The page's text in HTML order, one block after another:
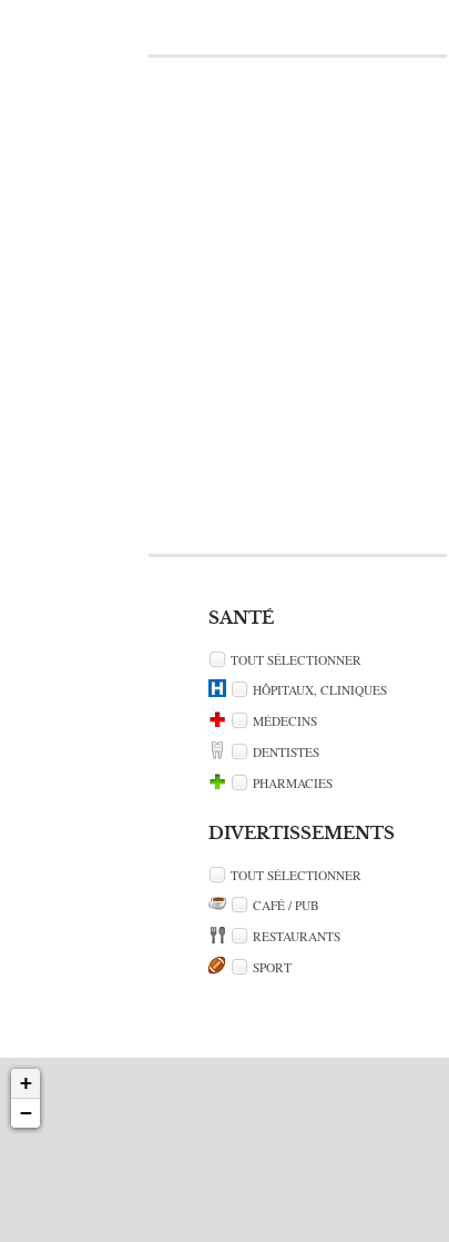
SANTÉ
TOUT SÉLECTIONNER
HÔPITAUX, CLINIQUES
MÉDECINS
DENTISTES
PHARMACIES
DIVERTISSEMENTS
TOUT SÉLECTIONNER
CAFÉ / PUB
RESTAURANTS
SPORT
+
−